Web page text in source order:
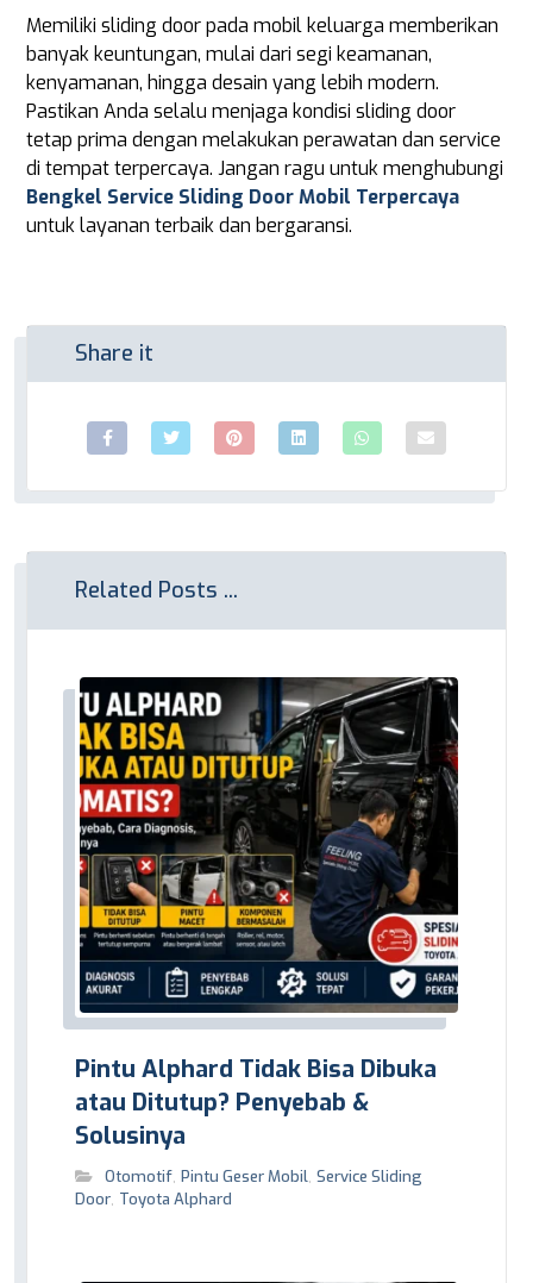
Memiliki sliding door pada mobil keluarga memberikan
banyak keuntungan, mulai dari segi keamanan,
kenyamanan, hingga desain yang lebih modern.
Pastikan Anda selalu menjaga kondisi sliding door
tetap prima dengan melakukan perawatan dan service
di tempat terpercaya. Jangan ragu untuk menghubungi
Bengkel Service Sliding Door Mobil Terpercaya
untuk layanan terbaik dan bergaransi.
Related Posts ...
Pintu Alphard Tidak Bisa Dibuka
atau Ditutup? Penyebab &
Solusinya
Otomotif,Pintu Geser Mobil,Service Sliding
Door, Toyota Alphard